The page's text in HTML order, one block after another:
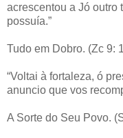
acrescentou a Jó outro
possuía.”
Tudo em Dobro. (Zc 9:
“Voltai à fortaleza, ó
anuncio que vos
A Sorte do Seu Povo.